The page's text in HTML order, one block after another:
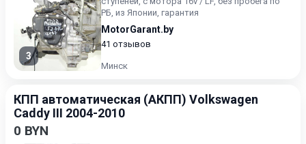
3
РБ, из Японии, гарантия
MotorGarant.by
41 отзывов
Минск
КПП автоматическая (АКПП) Volkswagen
Caddy III 2004-2010
0 BYN